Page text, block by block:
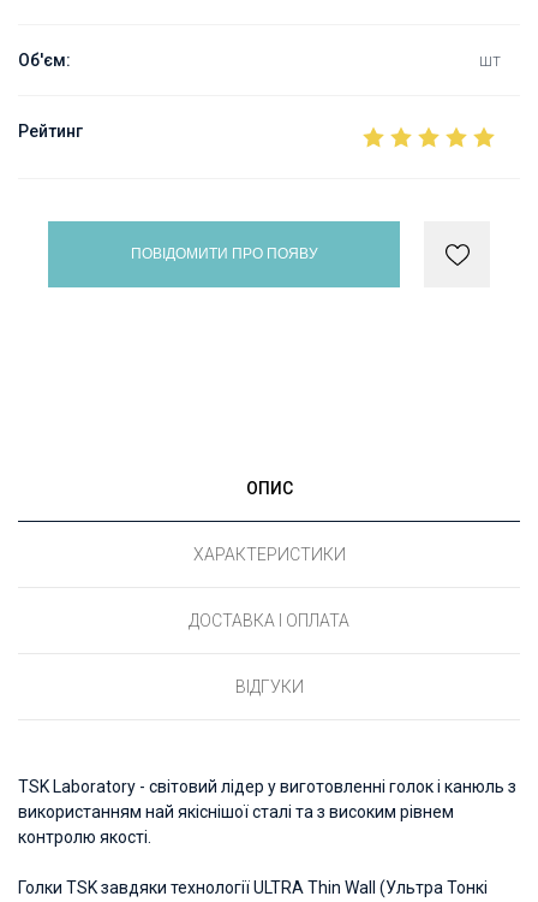
Об'єм: шт
Рейтинг
ПОВІДОМИТИ ПРО ПОЯВУ
ОПИС
ХАРАКТЕРИСТИКИ
ДОСТАВКА І ОПЛАТА
ВІДГУКИ
TSK Laboratory - світовий лідер у виготовленні голок і канюль з
використанням най якіснішої сталі та з високим рівнем
контролю якості.
Голки TSK завдяки технології ULTRA Thin Wall (Ультра Тонкі